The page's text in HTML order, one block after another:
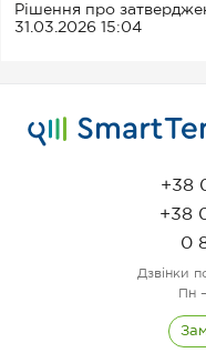
Рішення про
31.03.2026 15:04
+38
+38
0
Дзвінки
Пн